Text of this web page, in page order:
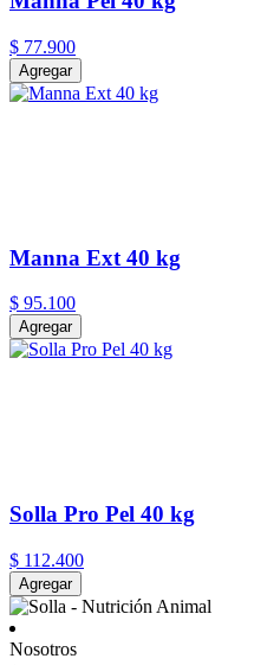
$ 77.900
Agregar
Manna Ext 40 kg
$ 95.100
Agregar
Solla Pro Pel 40 kg
$ 112.400
Agregar
Nosotros